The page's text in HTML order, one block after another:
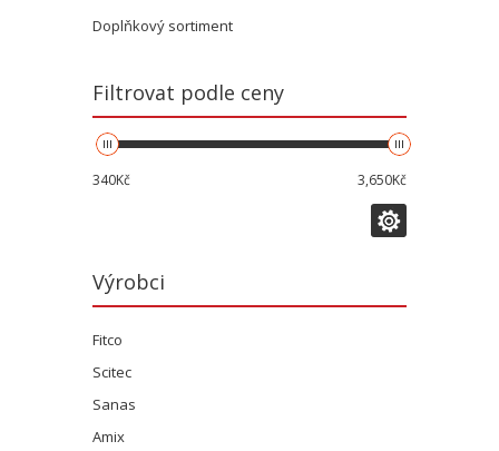
Doplňkový sortiment
Filtrovat podle ceny
340Kč 3,650Kč
Výrobci
Fitco
Scitec
Sanas
Amix